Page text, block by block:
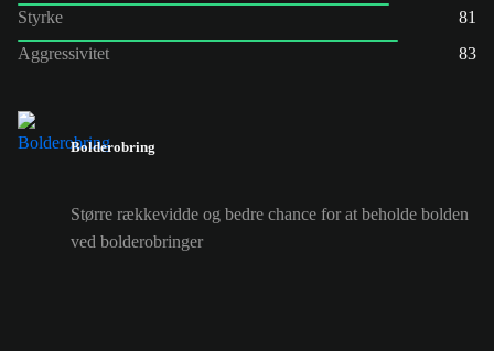
Styrke
81
Aggressivitet
83
Bolderobring
Større rækkevidde og bedre chance for at beholde bolden
ved bolderobringer